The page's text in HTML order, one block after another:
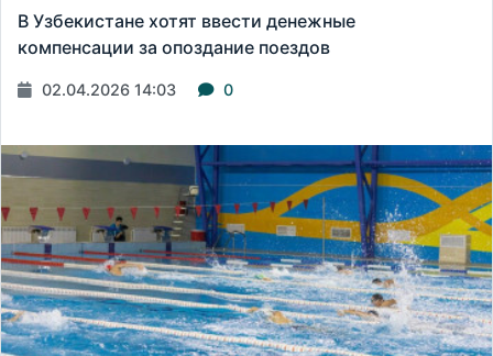
В Узбекистане хотят ввести денежные
компенсации за опоздание поездов
02.04.2026 14:03 0